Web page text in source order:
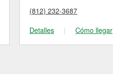
(812) 232-3687
Detalles
| Cómo llegar